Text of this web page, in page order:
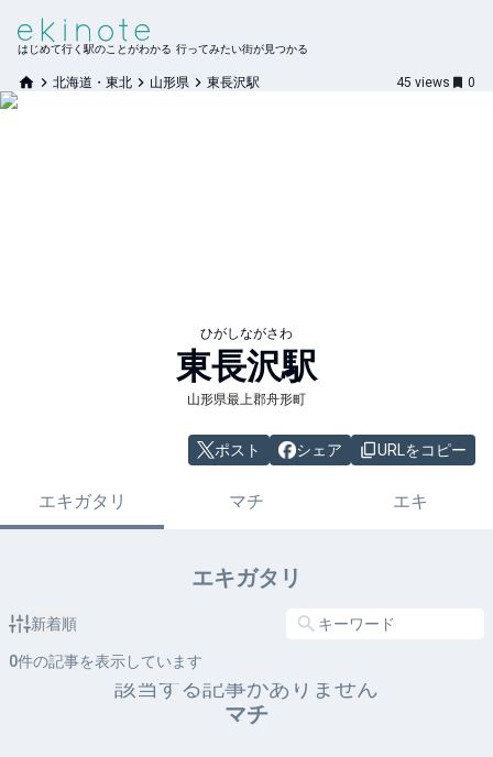
はじめて行く駅のことがわかる 行ってみたい街が見つかる
北海道・東北 山形県 東長沢駅 45 views 0
ひがしながさわ
東長沢駅
山形県最上郡舟形町
ポスト シェア URLをコピー
エキガタリ マチ エキ
エキガタリ
新着順
0件の記事を表示しています
該当する記事がありません
マチ